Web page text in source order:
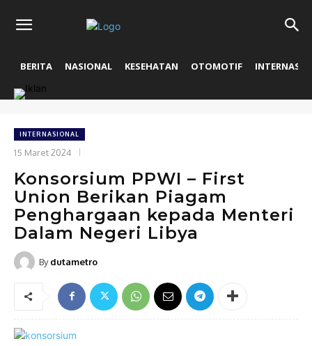
BERITA NASIONAL KESEHATAN OTOMOTIF
INTERNASIONAL
15 Maret 2024
Konsorsium PPWI – First
Union Berikan Piagam
Penghargaan kepada Menteri
Dalam Negeri Libya
By dutametro